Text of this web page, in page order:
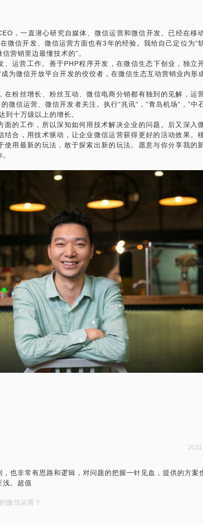
，一直潜心研究自媒体、微信运营和微信开发。已经在移
微信开发、微信运营方面也有3年的经验。我给自己定位为“
营销里边最懂技术的”。
、运营工作。善于PHP程序开发，在微信生态下创业，独立
为微信开放平台开发的佼佼者，在微信生态互动营销业内形
在粉丝增长、粉丝互动、微信电商分销都有独到的见解，运
微信运营、微信开发者关注。执行“兆讯“，”青岛机场“，”中
到十万级以上的增长。
面的工作，所以深知如何用技术解决企业的问题。后又深入
结合，用技术驱动，让企业微信运营获得更好的活动效果。
使用最新的玩法，敢于探索出新的玩法。愿意与你分享我的
也非常有思路和逻辑，对问题的把握一针见血，提供的方案
浅。超值
微信运营？